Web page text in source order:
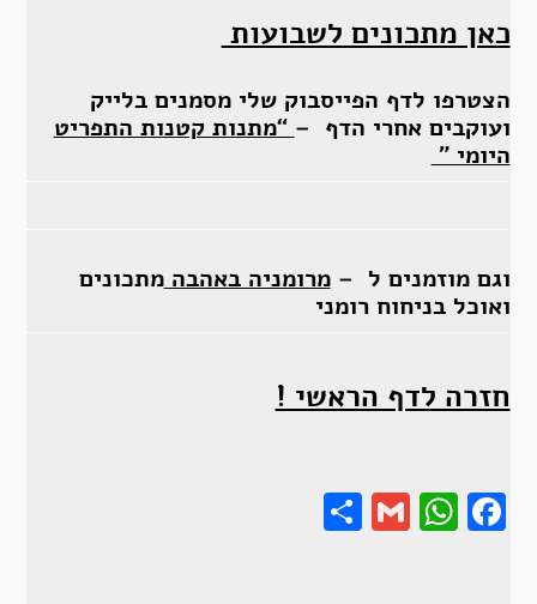
כאן מתכונים לשבועות
הצטרפו לדף הפייסבוק שלי מסמנים בלייק
ועוקבים אחרי הדף – “מתנות קטנות התפריט
היומי ”
וגם מוזמנים ל –מרומניה באהבהמתכונים
ואוכל בניחוח רומני
חזרה לדף הראשי !
Gmail
Share